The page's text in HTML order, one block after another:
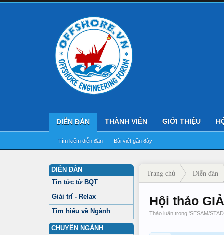
DIỄN ĐÀN
Tìm kiếm diễn đàn Bài viết gần đây
THÀNH VIÊN GIỚI THIỆU
DIỄN ĐÀN
Tin tức từ BQT
Giải trí - Relax
Tìm hiểu về Ngành
CHUYÊN NGÀNH
Trang chủ
Diễn đàn
Hội thảo
Thảo luận trong 'SESAM/